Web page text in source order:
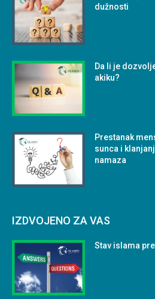
dužnosti
Da li je
akiku?
Prestanak
sunca i
namaza
IZDVOJENO ZA VAS
Stav islama